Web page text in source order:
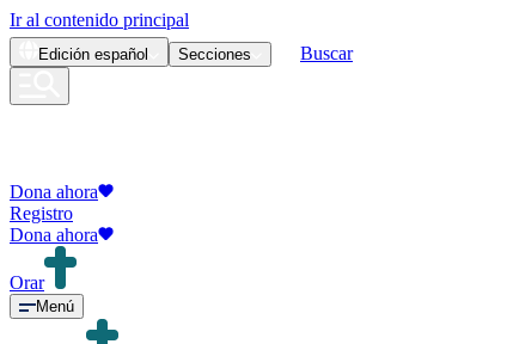
Ir al contenido principal
Edición español Secciones Buscar
Dona ahora
Registro
Dona ahora
Orar
Menú